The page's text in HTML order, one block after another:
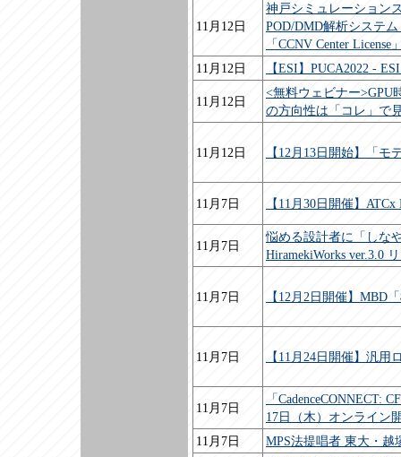
11月12日
神戸シミュレーション
POD/DMD解析システ
「CCNV Center License
11月12日
【ESI】PUCA2022 -
11月12日
<無料ウェビナー
の方向性は「コレ」で
11月12日 【12月13日開始】「
11月7日 【11月30日開催】
11月7日
悩める設計者に「しな
HiramekiWorks ver.3.0
11月7日 【12月2日開催】MBD
11月7日 【11月24日開催】汎
11月7日
「CadenceCONNECT:
17日（木）オンライン
11月7日
MPS法提唱者 東大・越